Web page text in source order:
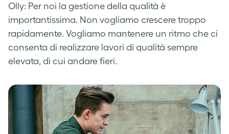
Olly: Per noi la gestione della qualità è
importantissima. Non vogliamo crescere troppo
rapidamente. Vogliamo mantenere un ritmo che ci
consenta di realizzare lavori di qualità sempre
elevata, di cui andare fieri.